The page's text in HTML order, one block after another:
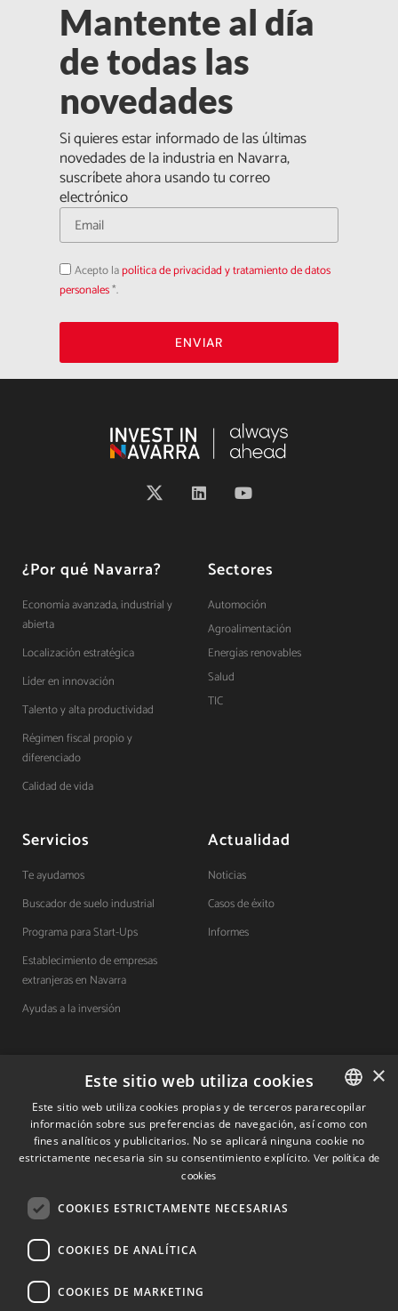
Mantente al día
de todas las
novedades
Si quieres estar informado de las últimas
novedades de la industria en Navarra,
suscríbete ahora usando tu correo
electrónico
Acepto
la
política
de
Acepto lapolítica de privacidad y tratamiento de datos
personales*.
ENVIAR
¿Por qué Navarra?
Economía avanzada, industrial y
abierta
Localización estratégica
Líder en innovación
Talento y alta productividad
Régimen fiscal propio y
diferenciado
Calidad de vida
Sectores
Automoción
Agroalimentación
Energías renovables
Salud
TIC
Servicios
Te ayudamos
Buscador de suelo industrial
Programa para Start-Ups
Establecimiento de empresas
extranjeras en Navarra
Ayudas a la inversión
Actualidad
Noticias
Casos de éxito
Informes
Contacto
Quiénes somos
Cuéntanos tu proyecto
(+34) 848 42 19 42
info@investinnavarra.com
Pamplona, Navarra.
SPANISH
SPANISH
×
Este sitio web utiliza cookies
Este sitio web utiliza cookies propias y de terceros pararecopilar
información sobre sus preferencias de navegación, así como con
fines analíticos y publicitarios. No se aplicará ninguna cookie no
estrictamente necesaria sin su consentimiento explícito. Ver política de
cookies
COOKIES ESTRICTAMENTE NECESARIAS
COOKIES DE ANALÍTICA
COOKIES DE MARKETING